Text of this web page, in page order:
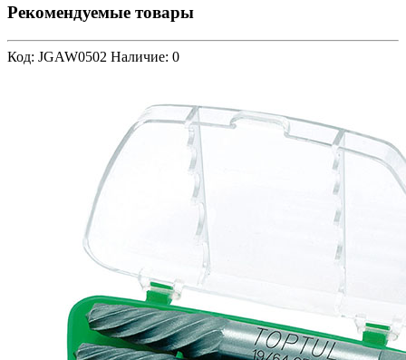
Рекомендуемые товары
Код: JGAW0502 Наличие: 0